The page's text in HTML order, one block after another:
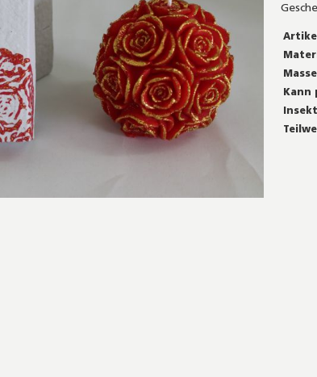
Mehr
Masse
Kann